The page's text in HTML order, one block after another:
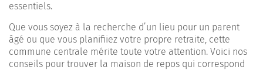
essentiels.
Que vous soyez à la recherche d’un lieu pour un parent
âgé ou que vous planifiiez votre propre retraite, cette
commune centrale mérite toute votre attention. Voici nos
conseils pour trouver la maison de repos qui correspond